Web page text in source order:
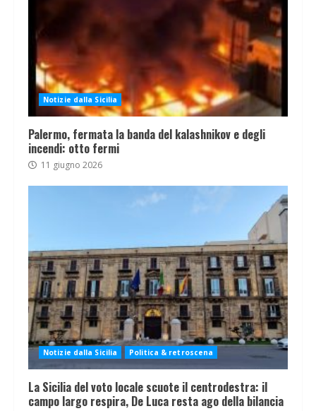
Notizie dalla Sicilia
Palermo, fermata la banda del kalashnikov e degli
incendi: otto fermi
11 giugno 2026
Notizie dalla Sicilia Politica & retroscena
La Sicilia del voto locale scuote il centrodestra: il
campo largo respira, De Luca resta ago della bilancia